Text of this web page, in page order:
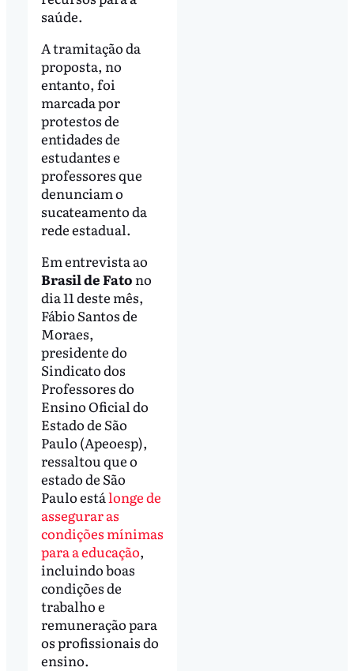
saúde.
A tramitação da
proposta, no
entanto, foi
marcada por
protestos de
entidades de
estudantes e
professores que
denunciam o
sucateamento da
rede estadual.
Em entrevista ao
Brasil de Fato no
dia 11 deste mês,
Fábio Santos de
Moraes,
presidente do
Sindicato dos
Professores do
Ensino Oficial do
Estado de São
Paulo (Apeoesp),
ressaltou que o
estado de São
Paulo estálonge de
assegurar as
condições mínimas
para a educação,
incluindo boas
condições de
trabalho e
remuneração para
os profissionais do
ensino.